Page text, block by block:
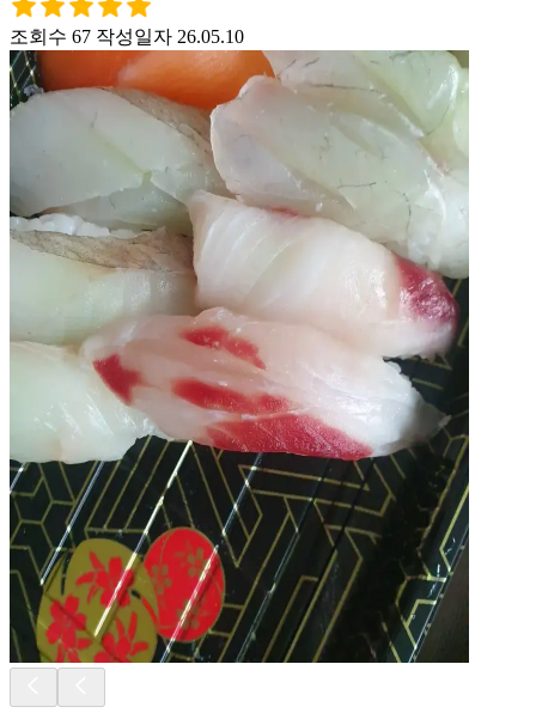
조회수 67 작성일자 26.05.10